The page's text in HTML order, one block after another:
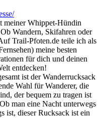
Whippet-Hündin
Wandern, Skifahren oder
Trail-Pfoten.de teile ich als
meine besten
für dich und deinen
entdecken!
ist der Wanderrucksack
Wahl für Wanderer, die
der bequem zu tragen ist
man eine Nacht unterwegs
ist, dieser Rucksack ist ein